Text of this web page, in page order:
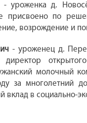
- уроженка д.
присвоено по
возрождение и
- уроженец д.
молочный
за многолетний
вклад в социально-